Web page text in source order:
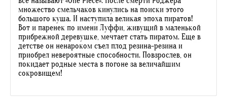
множество смельчаков кинулись на поиски этого
большого куша. И наступила великая эпоха пиратов!
Вот и паренек по имени Луффи, живущий в маленькой
прибрежной деревушке, мечтает стать пиратом. Еще в
детстве он ненароком съел плод резина-резина и
приобрел невероятные способности. Повзрослев, он
покидает родные места в погоне за величайшим
сокровищем!